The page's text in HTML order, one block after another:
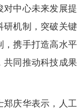
对中心未来发展提
研机制，突破关键
，携手打造高水平
共同推动科技成果
郑庆华表示，人工